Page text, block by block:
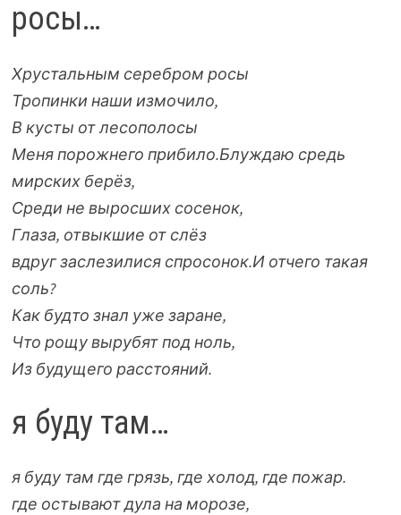
росы…
Хрустальным серебром росы
Тропинки наши измочило,
В кусты от лесополосы
Меня порожнего прибило.Блуждаю средь
мирских берёз,
Среди не выросших сосенок,
Глаза, отвыкшие от слёз
вдруг заслезилися спросонок.И отчего такая
соль?
Как будто знал уже заране,
Что рощу вырубят под ноль,
Из будущего расстояний.
я буду там…
я буду там где грязь, где холод, где пожар.
где остывают дула на морозе,